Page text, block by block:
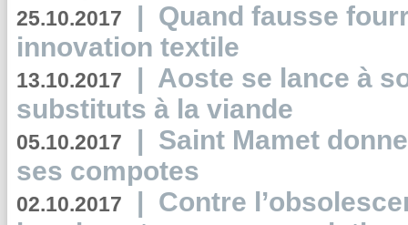
25.10.2017 | Quand fausse
innovation textile
13.10.2017 | Aoste se lance à
substituts à la viande
05.10.2017 | Saint Mamet
ses compotes
02.10.2017 | Contre